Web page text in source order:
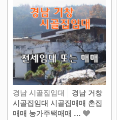
경남 시골집임대
경남 거창
시골집임대 시골집매매 촌집
매매 농가주택매매 …